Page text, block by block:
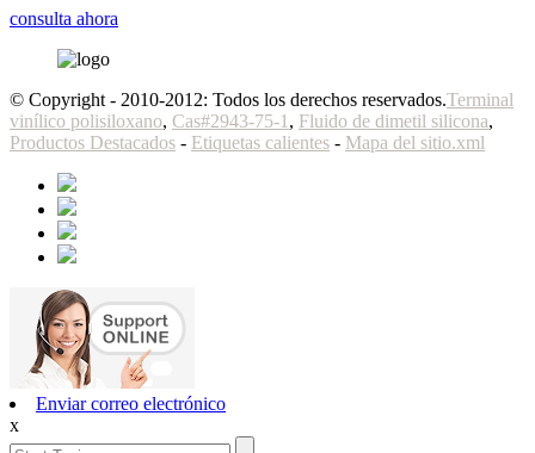
consulta ahora
© Copyright - 2010-2012: Todos los derechos reservados.Terminal
vinílico polisiloxano, Cas#2943-75-1 , Fluido de dimetil silicona,
Productos Destacados - Etiquetas calientes - Mapa del sitio.xml
Enviar correo electrónico
x